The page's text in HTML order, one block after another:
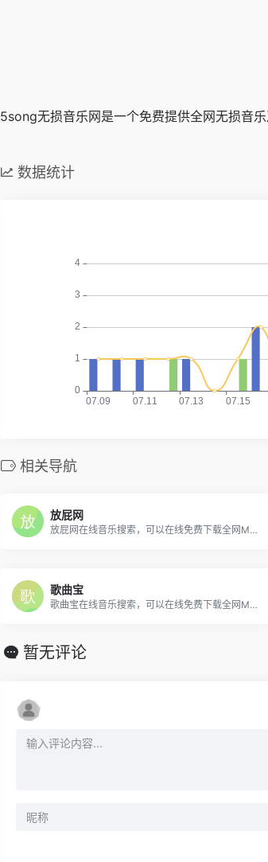
5song无损音乐网是一个免费提供全网无损音
数据统计
相关导航
放屁网
放屁网在线音乐搜索，可以在线免费下载全网MP3付费歌曲、流行音乐、经典老歌等。曲库完整，更新迅速，试听流畅，支持高品质|无损音质~
歌曲宝
歌曲宝在线音乐搜索，可以在线免费下载全网MP3付费歌曲、流行音乐、经典老歌等。曲库完整，更新迅速，试听流畅，支持高品质|无损音质~
暂无评论